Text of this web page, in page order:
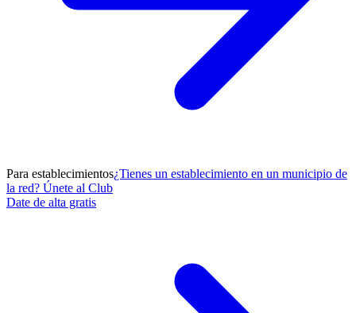
Para establecimientos¿Tienes un establecimiento en un municipio de
la red? Únete al Club
Date de alta gratis